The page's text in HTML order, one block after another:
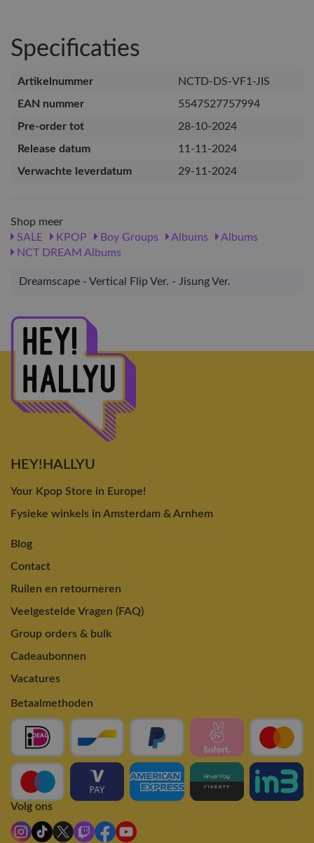
Specificaties
Artikelnummer
NCTD-DS-VF1-JIS
EAN nummer
5547527757994
Pre-order tot
28-10-2024
Release datum
11-11-2024
Verwachte leverdatum
29-11-2024
Shop meer
SALE
KPOP Boy Groups Albums
Albums
NCT DREAM Albums
Dreamscape - Vertical Flip Ver. - Jisung Ver.
HEY!HALLYU
Your Kpop Store in Europe!
Fysieke winkels in Amsterdam & Arnhem
Blog
Contact
Ruilen en retourneren
Veelgestelde Vragen (FAQ)
Group orders & bulk
Cadeaubonnen
Vacatures
Betaalmethoden
Volg ons